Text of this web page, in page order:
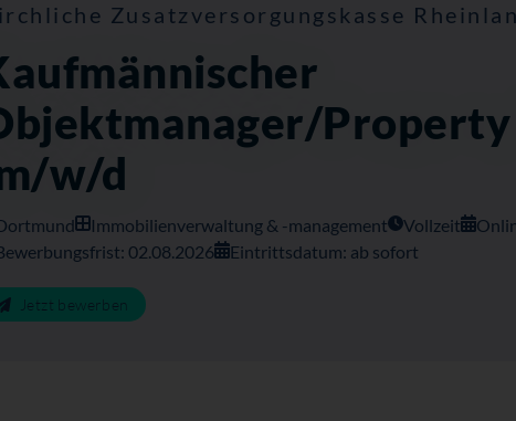
Zusatzversorgungskasse
w/d
Immobilienverwaltung & -management Vollzeit
02.08.2026
Eintrittsdatum: ab sofort
Jetzt bewerben